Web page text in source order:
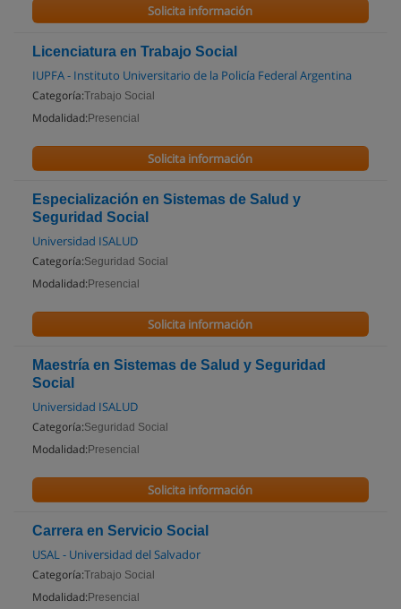
Solicita información
Licenciatura en Trabajo Social
IUPFA - Instituto Universitario de la Policía Federal Argentina
Categoría:Trabajo Social
Modalidad: Presencial
Solicita información
Especialización en Sistemas de Salud y
Seguridad Social
Universidad ISALUD
Categoría:Seguridad Social
Modalidad: Presencial
Solicita información
Maestría en Sistemas de Salud y Seguridad
Social
Universidad ISALUD
Categoría:Seguridad Social
Modalidad: Presencial
Solicita información
Carrera en Servicio Social
USAL - Universidad del Salvador
Categoría:Trabajo Social
Modalidad: Presencial